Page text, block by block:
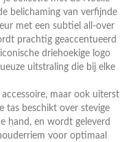
belichaming van verfijnde
met een subtiel all-over
prachtig geaccentueerd
driehoekige logo
uitstraling die bij elke
maar ook uiterst
tas beschikt over stevige
hand, en wordt geleverd
voor optimaal